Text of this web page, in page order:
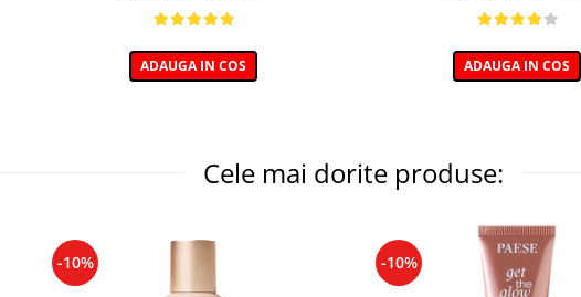
ADAUGA IN COS ADAUGA IN COS
Cele mai dorite produse:
-10% -10%